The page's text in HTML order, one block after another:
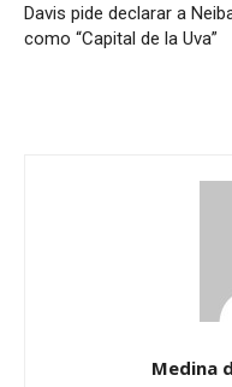
Davis pide declarar a
como “Capital de la Uva”
Medina